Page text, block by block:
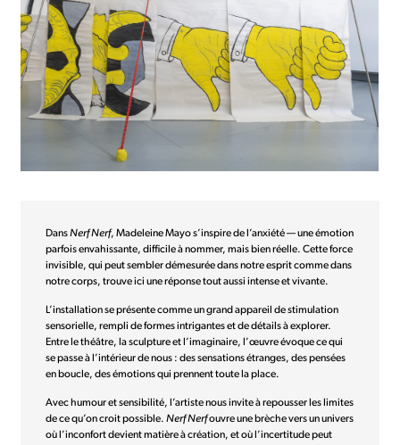
DansNerf Nerf, Madeleine Mayo s’inspire de l’anxiété — une émotion
parfois envahissante, difficile à nommer, mais bien réelle. Cette force
invisible, qui peut sembler démesurée dans notre esprit comme dans
notre corps, trouve ici une réponse tout aussi intense et vivante.
L’installation se présente comme un grand appareil de stimulation
sensorielle, rempli de formes intrigantes et de détails à explorer.
Entre le théâtre, la sculpture et l’imaginaire, l’œuvre évoque ce qui
se passe à l’intérieur de nous : des sensations étranges, des pensées
en boucle, des émotions qui prennent toute la place.
Avec humour et sensibilité, l’artiste nous invite à repousser les limites
de ce qu’on croit possible.Nerf Nerfouvre une brèche vers un univers
où l’inconfort devient matière à création, et où l’incertitude peut